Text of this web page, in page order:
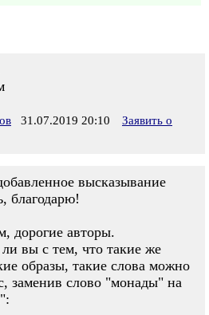
31.07.2019 20:10
Заявить о
высказывание
благодарю!
дорогие авторы.
ли вы с тем, что такие же
образы, такие слова можно
заменив слово "монады" на